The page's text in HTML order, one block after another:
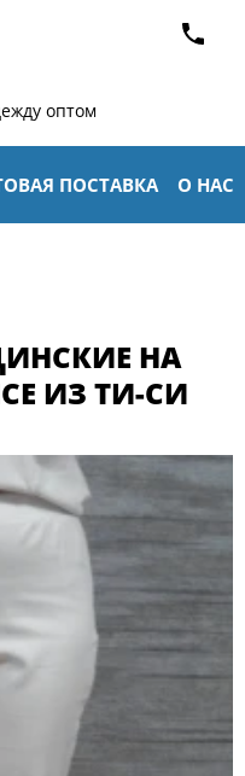
оптом
ПОСТАВКА О НАС
НА
ИЗ ТИ-СИ